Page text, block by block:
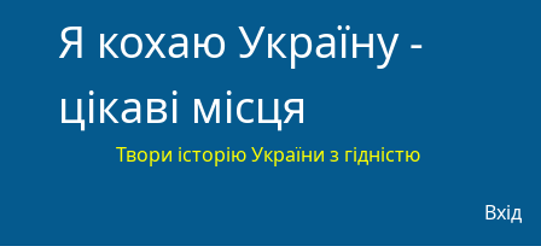
Я кохаю Україну -
цікаві місця
Твори історію України з гідністю
Вхід